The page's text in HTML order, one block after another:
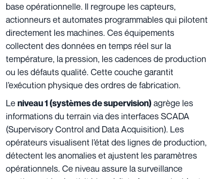
base opérationnelle. Il regroupe les capteurs,
actionneurs et automates programmables qui pilotent
directement les machines. Ces équipements
collectent des données en temps réel sur la
température, la pression, les cadences de production
ou les défauts qualité. Cette couche garantit
l’exécution physique des ordres de fabrication.
Le niveau 1 (systèmes de supervision) agrège les
informations du terrain via des interfaces SCADA
(Supervisory Control and Data Acquisition). Les
opérateurs visualisent l’état des lignes de production,
détectent les anomalies et ajustent les paramètres
opérationnels. Ce niveau assure la surveillance